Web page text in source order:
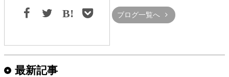
ブログ一覧へ
最新記事